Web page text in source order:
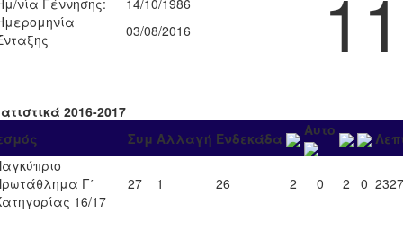
03/08/2016 11
2016-2017
Συμ Αλλαγή Ενδεκάδα Αυτο
Γ΄
16/17
27 1 26 2 0 2 0 2327